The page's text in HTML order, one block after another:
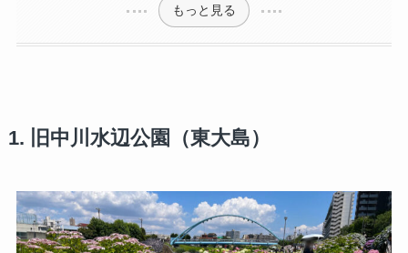
もっと見る
1. 旧中川水辺公園（東大島）